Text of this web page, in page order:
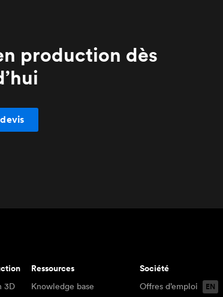
production dès
3D
Ressources
Knowledge base
Société
Offres d’emploi